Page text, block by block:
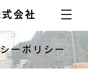
会社
ーポリシー